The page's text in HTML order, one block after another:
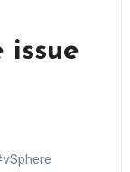
issue